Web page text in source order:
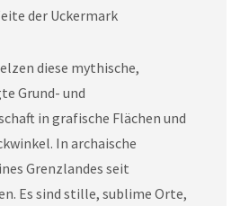
der Uckermark
diese mythische,
Grund- und
in grafische Flächen und
In archaische
Grenzlandes seit
Es sind stille, sublime Orte,